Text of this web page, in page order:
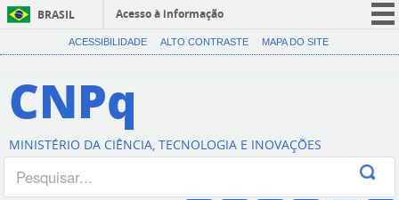
BRASIL
Acesso à informação
CORONAVÍRUS (COVID-19)
Canais
ACESSIBILIDADE ALTO CONTRASTE MAPA DO SITE
CNPq
MINISTÉRIO DA CIÊNCIA, TECNOLOGIA E INOVAÇÕES